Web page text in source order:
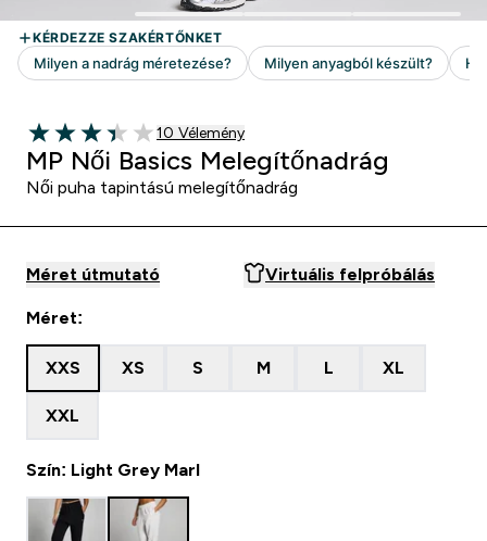
3.4 out of 5 stars
10 customer reviews
10 Vélemény
MP Női Basics Melegítőnadrág
Női puha tapintású melegítőnadrág
Méret útmutató Virtuális felpróbálás
Méret:
XXS XS S M L XL
XXL
Szín: Light Grey Marl